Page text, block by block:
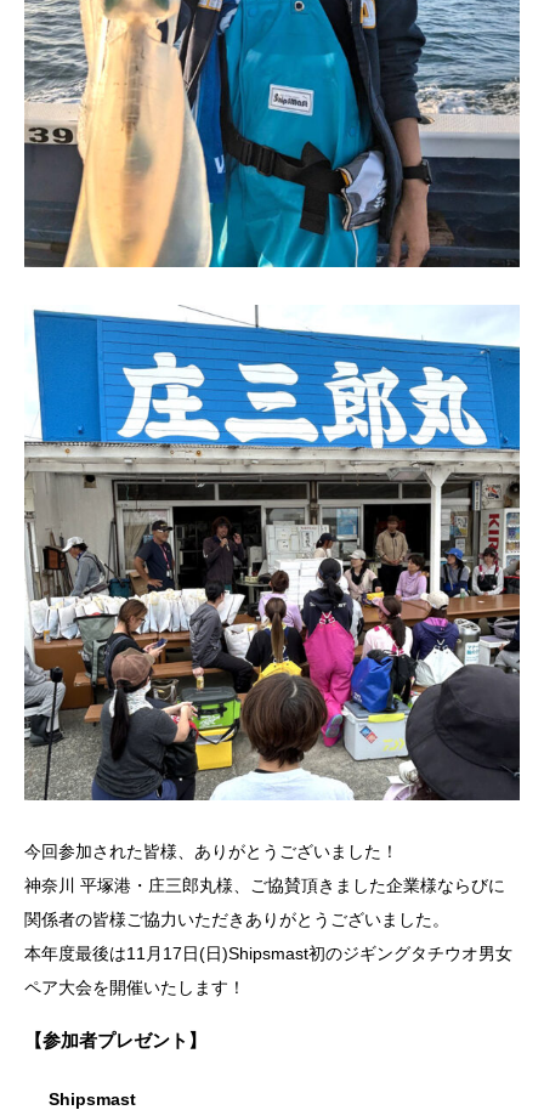
今回参加された皆様、ありがとうございました！
神奈川 平塚港・庄三郎丸様、ご協賛頂きました企業様ならびに
関係者の皆様ご協力いただきありがとうございました。
本年度最後は11月17日(日)Shipsmast初のジギングタチウオ男女
ペア大会を開催いたします！
【参加者プレゼント】
Shipsmast